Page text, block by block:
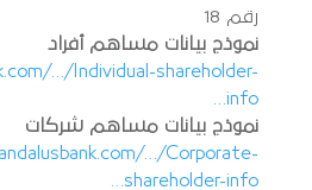
رقم 18
نموذج بيانات مساهم أفراد
…/Individual-shareholder-
info…
نموذج بيانات مساهم شركات
…/Corporate-
shareholder-info…